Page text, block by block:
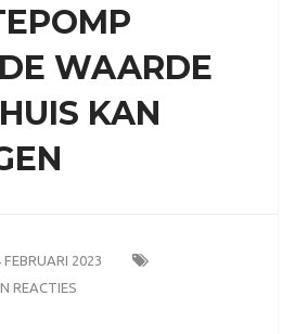
WAARDE
KAN
FEBRUARI 2023
REACTIES